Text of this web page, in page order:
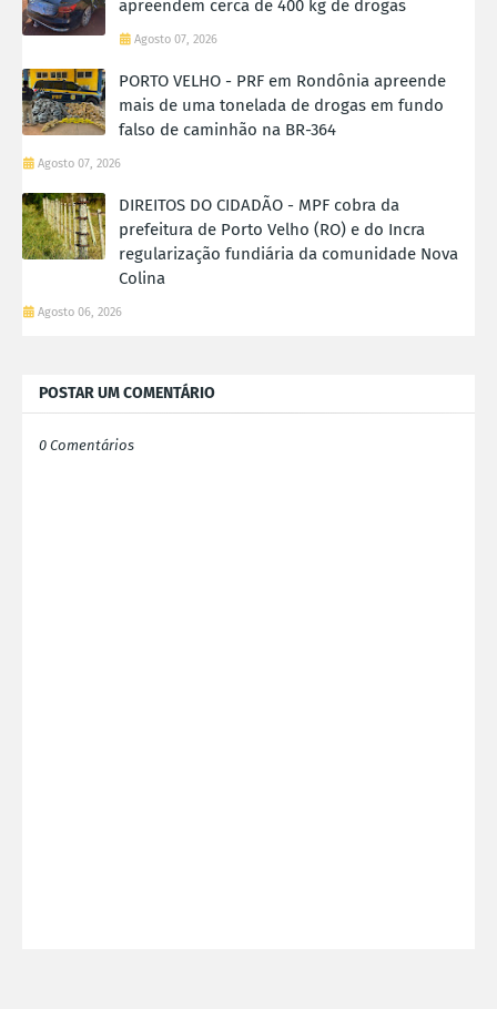
apreendem cerca de 400 kg de drogas
Agosto 07, 2026
PORTO VELHO - PRF em Rondônia apreende
mais de uma tonelada de drogas em fundo
falso de caminhão na BR-364
Agosto 07, 2026
DIREITOS DO CIDADÃO - MPF cobra da
prefeitura de Porto Velho (RO) e do Incra
regularização fundiária da comunidade Nova
Colina
Agosto 06, 2026
POSTAR UM COMENTÁRIO
0 Comentários